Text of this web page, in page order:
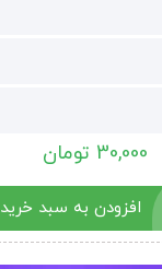
30,000 تومان
افزودن به سبد خرید